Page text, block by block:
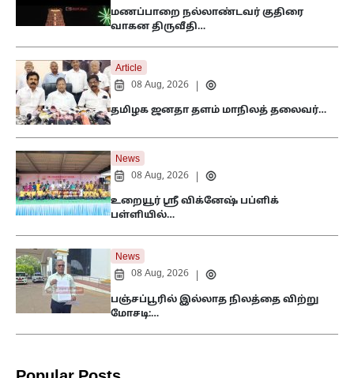
மணப்பாறை நல்லாண்டவர் குதிரை
வாகன திருவீதி…
Article
08 Aug, 2026
தமிழக ஜனதா தளம் மாநிலத் தலைவர்…
News
08 Aug, 2026
உறையூர் ஸ்ரீ விக்னேஷ் பப்ளிக்
பள்ளியில்…
News
08 Aug, 2026
பஞ்சப்பூரில் இல்லாத நிலத்தை விற்று
மோசடி:…